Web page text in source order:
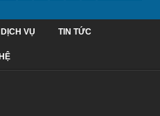
DỊCH VỤ TIN TỨC